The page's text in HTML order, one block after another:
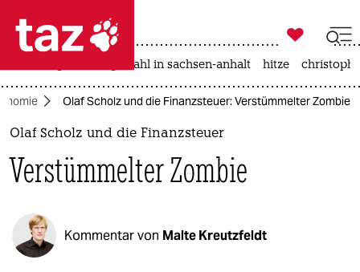
 taz zahl ich
taz zahl ich
politik
öko
gesellschaft

taz zahl ich
landtagswahl in sachsen-anhalt hitze
Olaf Scholz und die Finanzsteuer: Verstümmelter Zombie
Olaf Scholz und die Finanzsteuer
Verstümmelter Zombie
Kommentar von Malte Kreutzfeldt